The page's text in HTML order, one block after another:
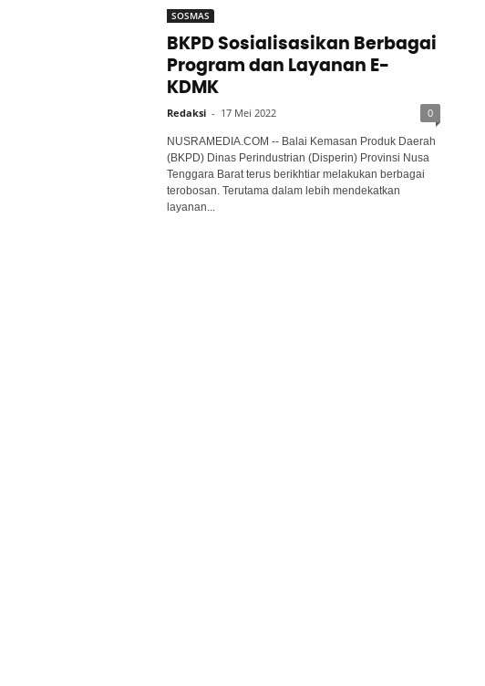
SOSMAS
BKPD Sosialisasikan Berbagai
Program dan Layanan E-
KDMK
Redaksi - 17 Mei 2022 0
NUSRAMEDIA.COM -- Balai Kemasan Produk Daerah
(BKPD) Dinas Perindustrian (Disperin) Provinsi Nusa
Tenggara Barat terus berikhtiar melakukan berbagai
terobosan. Terutama dalam lebih mendekatkan
layanan...